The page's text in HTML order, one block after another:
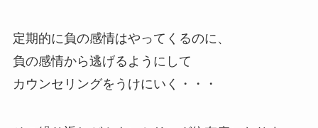
定期的に負の感情はやってくるのに、
負の感情から逃げるようにして
カウンセリングをうけにいく・・・